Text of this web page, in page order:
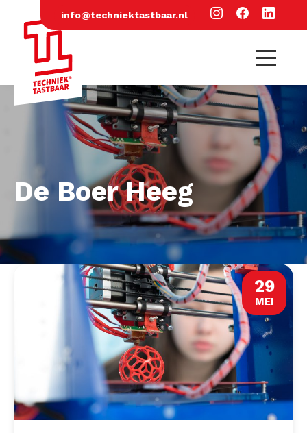
info@techniektastbaar.nl
De Boer Heeg
29
MEI